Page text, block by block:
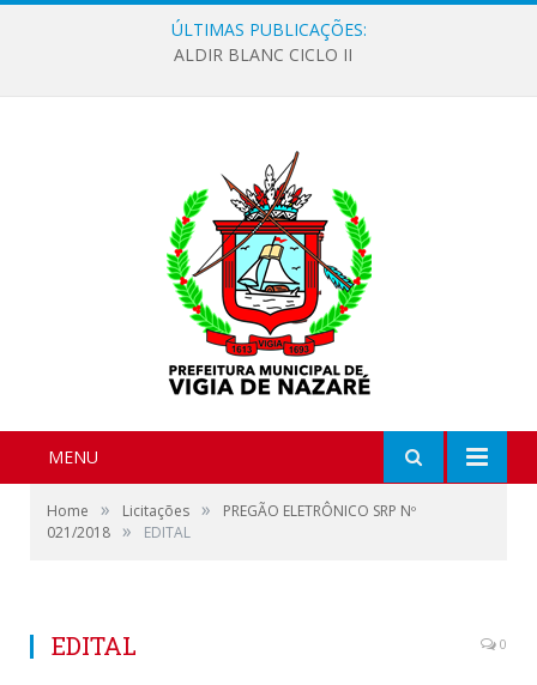
ÚLTIMAS PUBLICAÇÕES:
ALDIR BLANC CICLO II
MENU
Home » Licitações »
PREGÃO ELETRÔNICO SRP Nº
021/2018 » EDITAL
EDITAL 0